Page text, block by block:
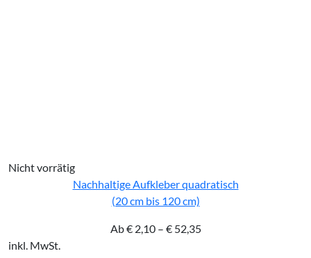
Nicht vorrätig
Nachhaltige Aufkleber quadratisch
(20 cm bis 120 cm)
Ab€2,10– €52,35
inkl. MwSt.